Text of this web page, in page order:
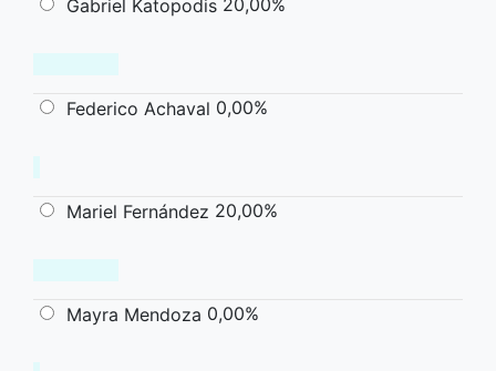
Gabriel Katopodis
Federico Achaval 0,00%
Mariel Fernández 20,00%
Mayra Mendoza 0,00%